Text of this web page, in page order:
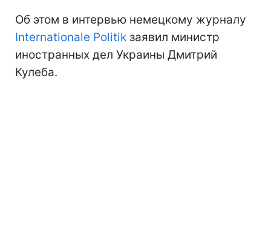
Об этом в интервью немецкому журналу
Internationale Politik заявил министр
иностранных дел Украины Дмитрий
Кулеба.